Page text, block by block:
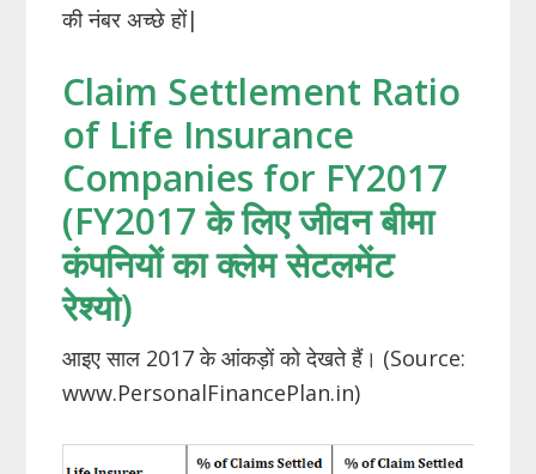
की नंबर अच्छे हों|
Claim Settlement Ratio
of Life Insurance
Companies for FY2017
(FY2017 के लिए जीवन बीमा
कंपनियों का क्लेम सेटलमेंट
रेश्यो)
आइए साल 2017 के आंकड़ों को देखते हैं। (Source:
www.PersonalFinancePlan.in)